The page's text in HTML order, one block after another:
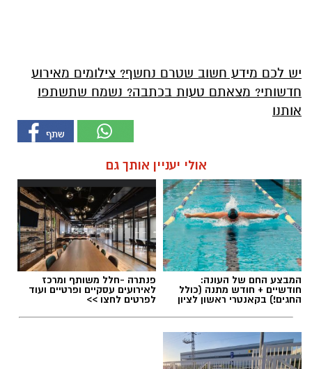
יש לכם מידע חשוב שטרם נחשף? צילומים מאירוע
חדשותי? מצאתם טעות בכתבה? נשמח שתשתפו
אותנו
אולי יעניין אותך גם
המבצע החם של העונה:
חודשיים + חודש מתנה (כולל
החגים!) בקאנטרי ראשון לציון
פנתרה -חלל משותף ומרכז
לאירועים עסקיים ופרטיים ועוד
לפרטים לחצו >>